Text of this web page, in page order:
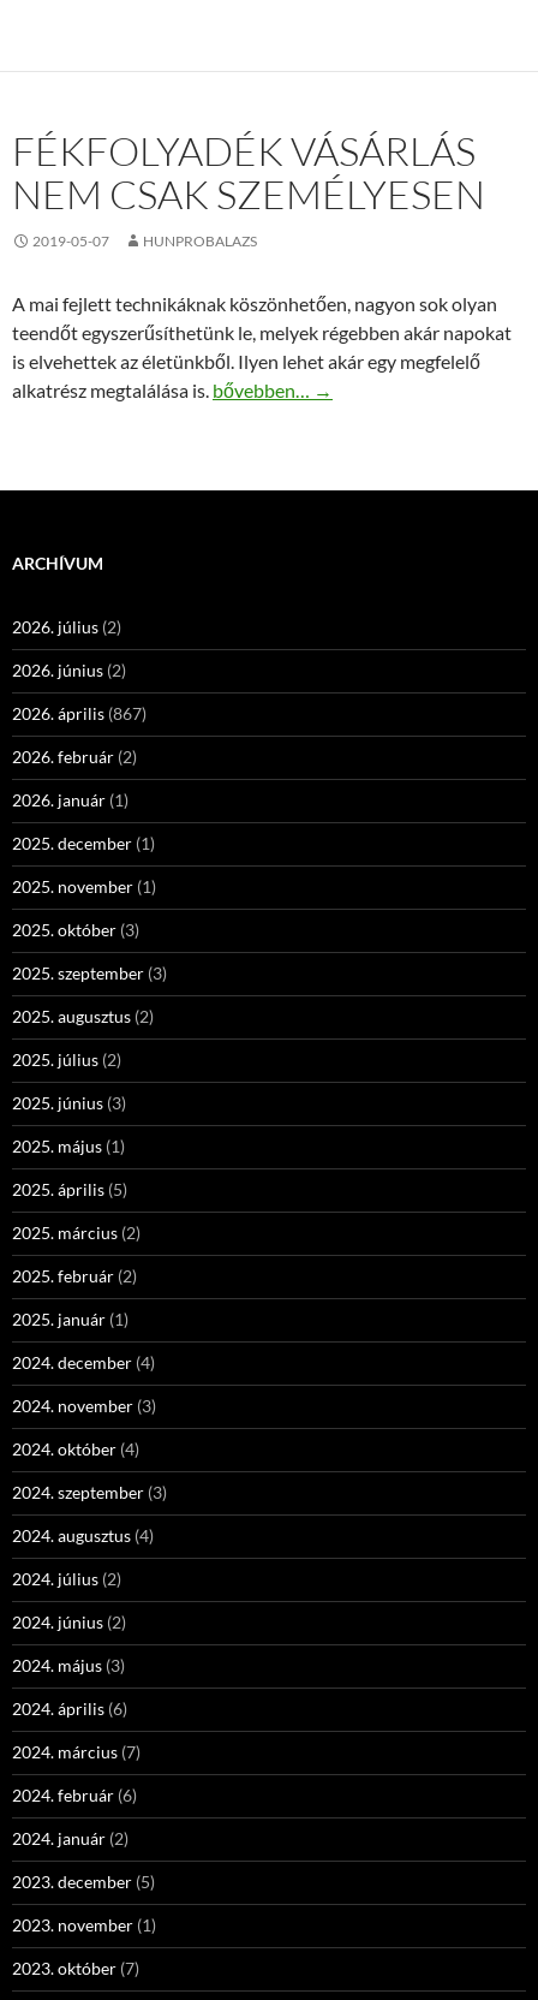
FÉKFOLYADÉK VÁSÁRLÁS
NEM CSAK SZEMÉLYESEN
2019-05-07 HUNPROBALAZS
A mai fejlett technikáknak köszönhetően, nagyon sok olyan
teendőt egyszerűsíthetünk le, melyek régebben akár napokat
is elvehettek az életünkből. Ilyen lehet akár egy megfelelő
alkatrész megtalálása is. Fékfolyadék vásárlás nem csak
bővebben… →
ARCHÍVUM
2026. július (2)
2026. június (2)
2026. április (867)
2026. február (2)
2026. január (1)
2025. december (1)
2025. november (1)
2025. október (3)
2025. szeptember (3)
2025. augusztus (2)
2025. július (2)
2025. június (3)
2025. május (1)
2025. április (5)
2025. március (2)
2025. február (2)
2025. január (1)
2024. december (4)
2024. november (3)
2024. október (4)
2024. szeptember (3)
2024. augusztus (4)
2024. július (2)
2024. június (2)
2024. május (3)
2024. április (6)
2024. március (7)
2024. február (6)
2024. január (2)
2023. december (5)
2023. november (1)
2023. október (7)